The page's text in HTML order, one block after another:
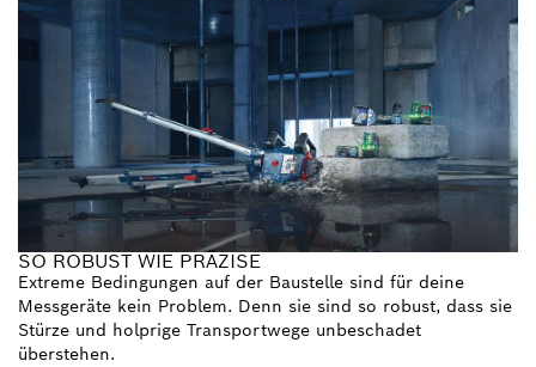
SO ROBUST WIE PRÄZISE
Extreme Bedingungen auf der Baustelle sind für deine
Messgeräte kein Problem. Denn sie sind so robust, dass sie
Stürze und holprige Transportwege unbeschadet
überstehen.